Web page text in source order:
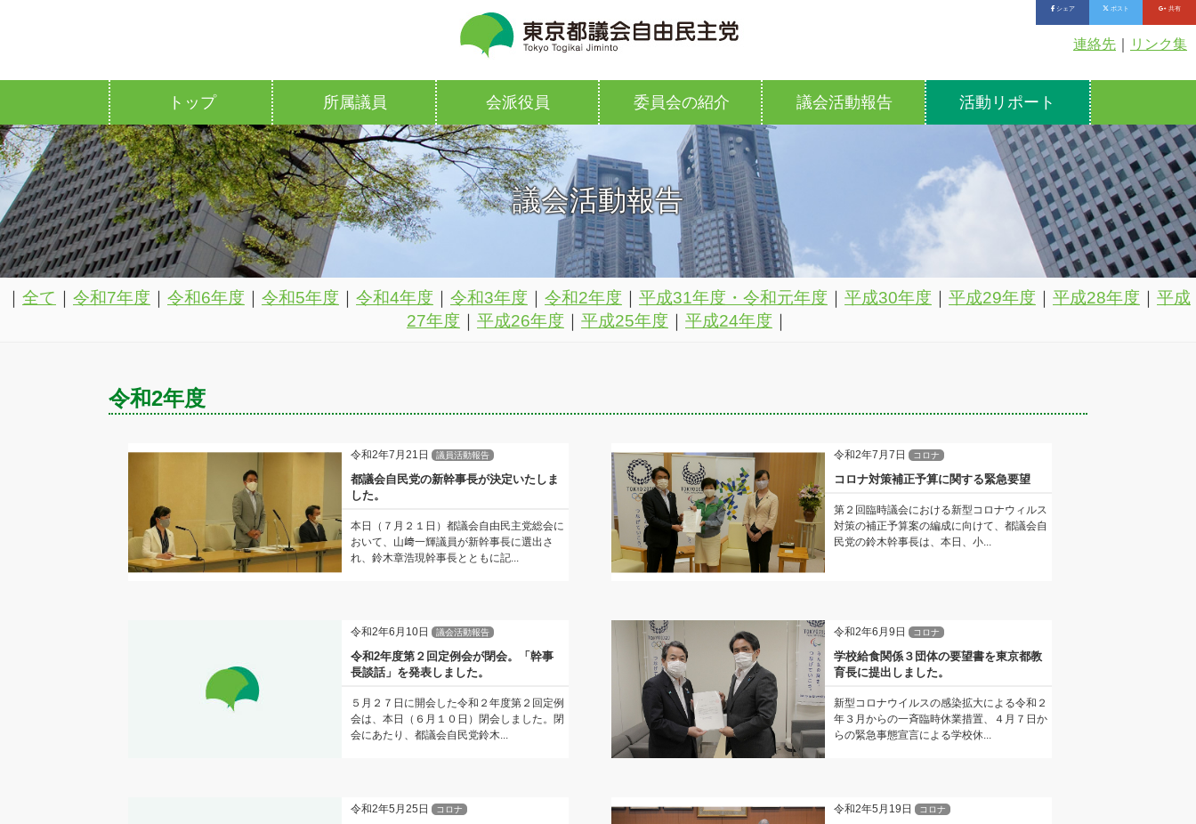
シェア ポスト 共有
連絡先 リンク集
トップ 所属議員 会派役員 委員会の紹介 議会活動報告 活動リポート
議会活動報告
全て 令和7年度 令和6年度 令和5年度 令和4年度 令和3年度 令和2年度 平成31年度・令和元年度 平成30年度 平成29年度 平成28年度
平成
27年度
平成26年度 平成25年度 平成24年度
令和2年度
令和2年7月21日 議員活動報告
都議会自民党の新幹事長が決定いたしま
した。
本日（７月２１日）都議会自由民主党総会に
おいて、山﨑一輝議員が新幹事長に選出さ
れ、鈴木章浩現幹事長とともに記...
令和2年7月7日 コロナ
コロナ対策補正予算に関する緊急要望
第２回臨時議会における新型コロナウィルス
対策の補正予算案の編成に向けて、都議会自
民党の鈴木幹事長は、本日、小...
令和2年6月10日 議会活動報告
令和2年度第２回定例会が閉会。「幹事
長談話」を発表しました。
５月２７日に開会した令和２年度第２回定例
会は、本日（６月１０日）閉会しました。閉
会にあたり、都議会自民党鈴木...
令和2年6月9日 コロナ
学校給食関係３団体の要望書を東京都教
育長に提出しました。
新型コロナウイルスの感染拡大による令和２
年３月からの一斉臨時休業措置、４月７日か
らの緊急事態宣言による学校休...
令和2年5月25日 コロナ 令和2年5月19日 コロナ